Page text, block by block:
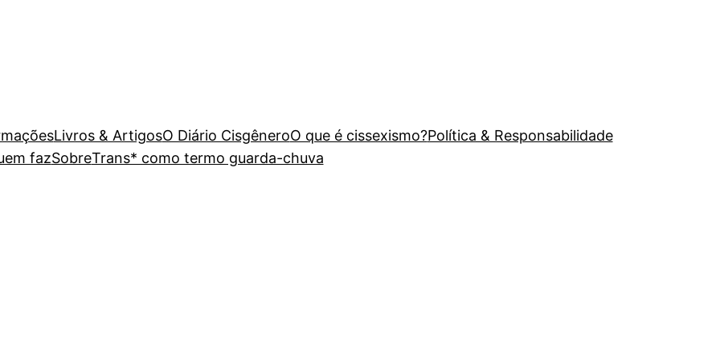
Livros & ArtigosO Diário CisgêneroO que é cissexismo?Política & Responsabilidade
fazSobreTrans* como termo guarda-chuva